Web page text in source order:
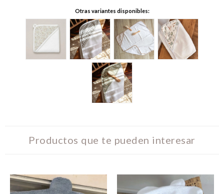
Otras variantes disponibles:
Productos que te pueden interesar